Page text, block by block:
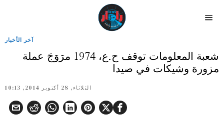
آخر الأخبار
شعبة المعلومات توقف ح.ع، 1974 مرَوَجَ عملة
مزورة وشيكات في صيدا
الثلاثاء, 28 أكتوبر 2014, 10:13